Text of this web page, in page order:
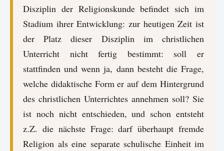
Disziplin der Religionskunde befindet sich im
Stadium ihrer Entwicklung: zur heutigen Zeit ist
der Platz dieser Disziplin im christlichen
Unterricht nicht fertig bestimmt: soll er
stattfinden und wenn ja, dann besteht die Frage,
welche didaktische Form er auf dem Hintergrund
des christlichen Unterrichtes annehmen soll? Sie
ist noch nicht entschieden, und schon entsteht
z.Z. die nächste Frage: darf überhaupt fremde
Religion als eine separate schulische Einheit im